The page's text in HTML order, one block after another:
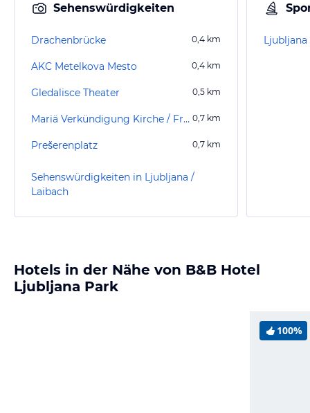
Sehenswürdigkeiten
Drachenbrücke 0,4 km
AKC Metelkova Mesto 0,4 km
Gledalisce Theater 0,5 km
Mariä Verkündigung Kirche / Franziskanerkirche 0,7 km
Prešerenplatz 0,7 km
Sehenswürdigkeiten in Ljubljana /
Laibach
Hotels in der Nähe von B&B Hotel
Ljubljana Park
100%